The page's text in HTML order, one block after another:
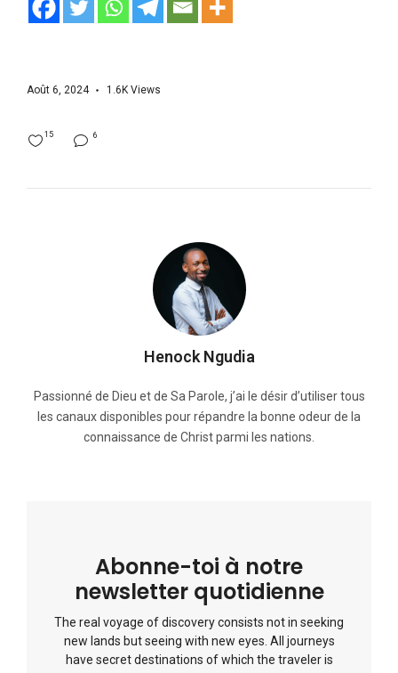
Août 6, 2024 1.6K Views
6
15
Henock Ngudia
Passionné de Dieu et de Sa Parole, j’ai le désir d’utiliser tous
les canaux disponibles pour répandre la bonne odeur de la
connaissance de Christ parmi les nations.
Abonne-toi à notre
newsletter quotidienne
The real voyage of discovery consists not in seeking
new lands but seeing with new eyes. All journeys
have secret destinations of which the traveler is